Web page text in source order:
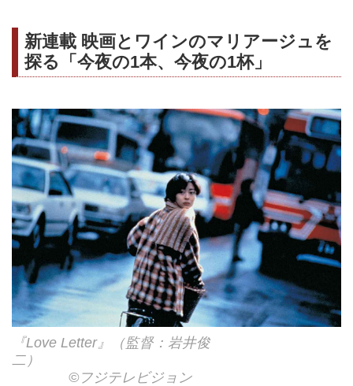
新連載 映画とワインのマリアージュを
探る「今夜の1本、今夜の1杯」
『Love Letter』（監督：岩井俊
二）
©フジテレビジョン